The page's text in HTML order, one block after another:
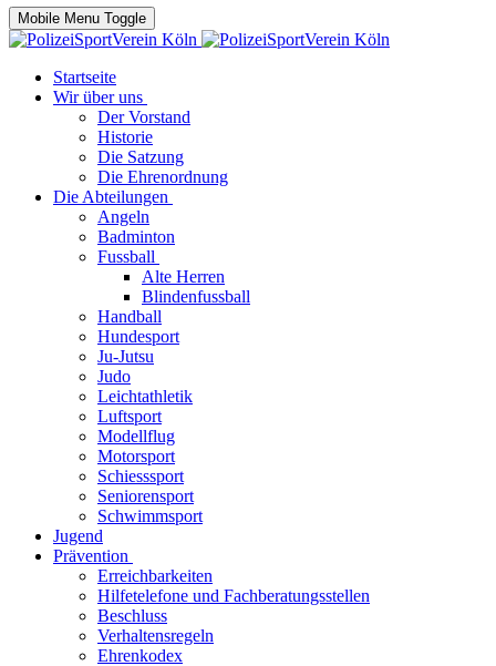
Mobile Menu Toggle
Startseite
Wir über uns
Der Vorstand
Historie
Die Satzung
Die Ehrenordnung
Die Abteilungen
Angeln
Badminton
Fussball
Alte Herren
Blindenfussball
Handball
Hundesport
Ju-Jutsu
Judo
Leichtathletik
Luftsport
Modellflug
Motorsport
Schiesssport
Seniorensport
Schwimmsport
Jugend
Prävention
Erreichbarkeiten
Hilfetelefone und Fachberatungsstellen
Beschluss
Verhaltensregeln
Ehrenkodex